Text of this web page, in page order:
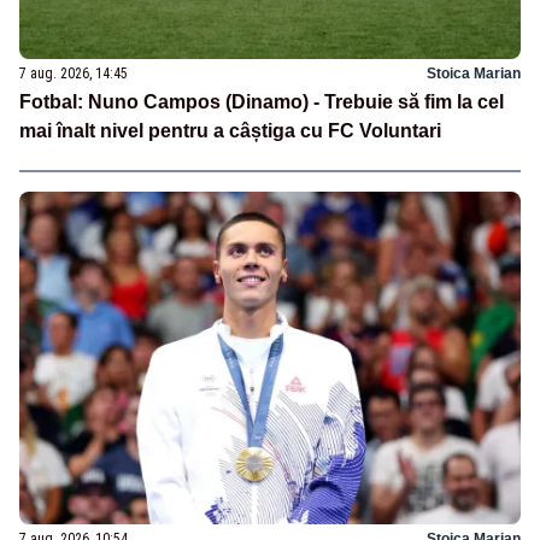
7 aug. 2026, 14:45 Stoica Marian
Fotbal: Nuno Campos (Dinamo) - Trebuie să fim la cel
mai înalt nivel pentru a câștiga cu FC Voluntari